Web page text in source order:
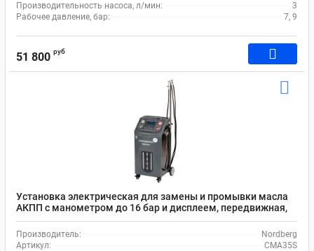
Производительность насоса, л/мин:
3
Рабочее давление, бар:
7, 9
51 800 руб
Установка электрическая для замены и промывки масла
АКПП с манометром до 16 бар и дисплеем, передвижная,
Nordberg CMA35S
Производитель:
Nordberg
Артикул:
CMA35S